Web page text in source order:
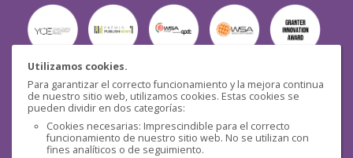
Utilizamos cookies.
Para garantizar el correcto funcionamiento y la mejora continua
de nuestro sitio web, utilizamos cookies. Estas cookies se
pueden dividir en dos categorías:
Cookies necesarias: Imprescindible para el correcto
funcionamiento de nuestro sitio web. No se utilizan con
fines analíticos o de seguimiento.
Seguridad